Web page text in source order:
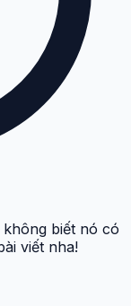
biết nó có
viết nha!